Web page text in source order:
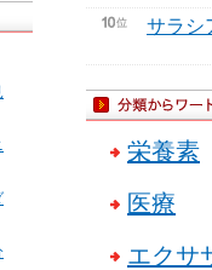
サラシ
栄養素
医療
エクサ